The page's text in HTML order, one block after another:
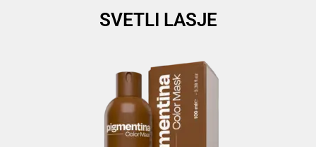
SVETLI LASJE